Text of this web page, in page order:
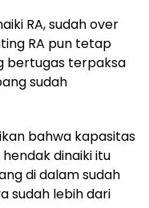
RA, sudah over
RA pun tetap
bertugas terpaksa
sudah
bahwa kapasitas
dinaiki itu
di dalam sudah
sudah lebih dari